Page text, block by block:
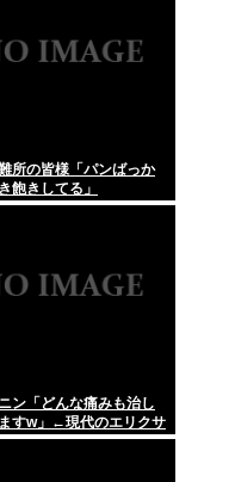
所の皆様「パンばっか
飽きしてる」
ン「どんな痛みも治し
すw」←現代のエリクサ
…